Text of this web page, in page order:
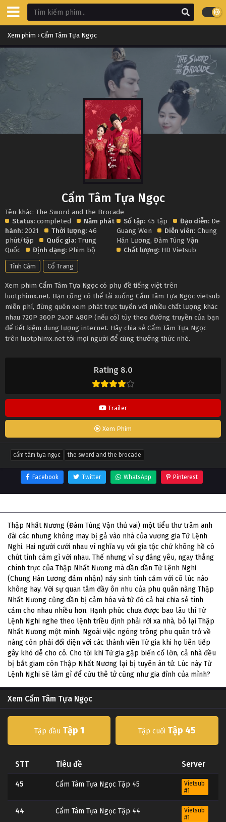
Xem phim › Cẩm Tâm Tựa Ngọc
Rating 8.0
Trailer
Xem Phim
Cẩm Tâm Tựa Ngọc
Tên khác: The Sword and the Brocade
Status: completed
Năm phát
hành: 2021 Thời lượng: 46
phút/tập
Quốc gia: Trung
Quốc
Định dạng: Phim bộ
Số tập: 45 tập Đạo diễn: De-
Guang Wen
Diễn viên: Chung
Hán Lương,Đàm Tùng Vận
Chất lượng: HD Vietsub
Tình Cảm Cổ Trang
Xem phim Cẩm Tâm Tựa Ngọc có phụ đề tiếng việt trên
luotphimx.net. Bạn cũng có thể tải xuống Cẩm Tâm Tựa Ngọc vietsub
miễn phí, đừng quên xem phát trực tuyến với nhiều chất lượng khác
nhau 720P 360P 240P 480P (nếu có) tùy theo đường truyền của bạn
để tiết kiệm dung lượng internet. Hãy chia sẻ Cẩm Tâm Tựa Ngọc
trên luotphimx.net tới mọi người để cùng thưởng thức nhé.
cẩm tâm tựa ngọc the sword and the brocade
Facebook Twitter WhatsApp Pinterest
Thập Nhất Nương (Đàm Tùng Vận thủ vai) một tiểu thư trâm anh
đài các nhưng không may bị gả vào nhà của vương gia Từ Lệnh
Nghi. Hai người cưới nhau vì nghĩa vụ với gia tộc chứ không hề có
chút tình cảm gì với nhau. Thế nhưng vì sự đáng yêu, ngay thẳng
chính trực của Thập Nhất Nương mà dần dần Từ Lệnh Nghi
(Chung Hán Lương đảm nhận) nảy sinh tình cảm với cô lúc nào
không hay. Với sự quan tâm đầy ôn nhu của phu quân nàng Thập
Nhất Nương cũng dần bị cảm hóa và từ đó cả hai chia sẻ tình
cảm cho nhau nhiều hơn. Hạnh phúc chưa được bao lâu thì Từ
Lệnh Nghi nghe theo lệnh triều định phải rời xa nhà, bỏ lại Thập
Nhất Nương một mình. Ngoài việc ngóng trông phu quân trở về
nàng còn phải đối diện với các thành viên Từ gia khi họ liên tiếp
gây khó dễ cho cô. Cho tới khi Từ gia gặp biến cố lớn, cả nhà đều
bị bắt giam còn Thập Nhất Nương lại bị tuyên án tử. Lúc này Từ
Lệnh Nghi sẽ làm gì để cứu thê tử cũng như gia đình của mình?
Xem Cẩm Tâm Tựa Ngọc
Tập đầu Tập 1 Tập cuối Tập 45
STT Tiêu đề Server
45 Cẩm Tâm Tựa Ngọc Tập 45
Vietsub
#1
44 Cẩm Tâm Tựa Ngọc Tập 44
Vietsub
#1